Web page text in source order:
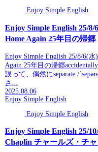
Enjoy Simple English
Enjoy Simple English 25/8/
Home Again 25年目の帰郷
Enjoy Simple English 25/8/6(水
Again 25年目の帰郷accidentally
誤って、偶然にseparate /
さ...
2025.08.06
Enjoy Simple English
Enjoy Simple English
Enjoy Simple English 25/
Chaplin チャールズ・チ